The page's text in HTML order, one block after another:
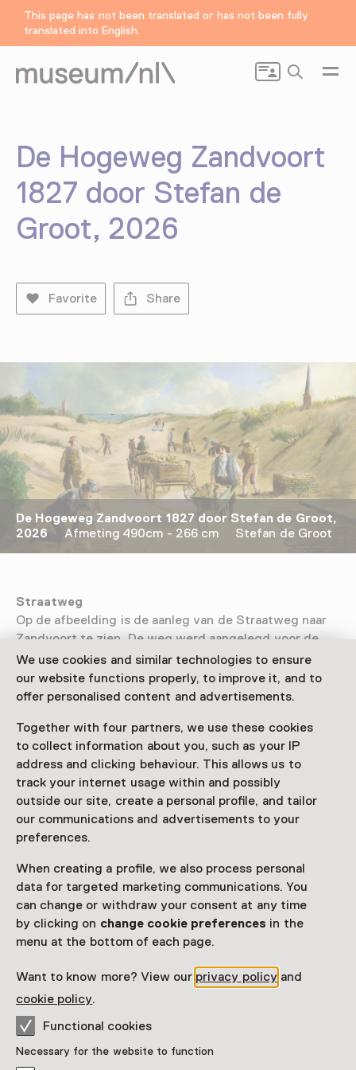
This page has not been translated or has not been fully
translated into English.
We use cookies and similar technologies to ensure
our website functions properly, to improve it, and to
offer personalised content and advertisements.
Together with four partners, we use these cookies
to collect information about you, such as your IP
address and clicking behaviour. This allows us to
track your internet usage within and possibly
outside our site, create a personal profile, and tailor
our communications and advertisements to your
preferences.
When creating a profile, we also process personal
data for targeted marketing communications. You
can change or withdraw your consent at any time
by clicking on change cookie preferences in the
menu at the bottom of each page.
Want to know more? View our privacy policy and
cookie policy.
Functional cookies
Necessary for the website to function
Search
De Hogeweg Zandvoort
1827 door Stefan de
Groot, 2026
Favorite Share
De Hogeweg Zandvoort 1827 door Stefan de Groot,
2026 Afmeting 490cm - 266 cm Stefan de Groot
Straatweg
Op de afbeelding is de aanleg van de Straatweg naar
Zandvoort te zien. De weg werd aangelegd voor de
bouw van het eerste badhuis; Groot Badhuis. De weg
werd om het dorp heen gelegd, zodat de elite niet in
contact zou komen met de arme dorpelingen. Links aan
verplaatst, zodat de bezoekers aan Groot Badhuis niet
werden geconfronteerd met de vissers uit Zandvoort.
Stefan de Groot
Voor de tentoonstelling 'De weg naar Zandvoort - 200
jaar badplaats' maakte multimediakunstenaar Stefan de
Groot dit schilderij. De Groot maakte eerder voor het
‘We gaan naar Zandvoort! – een interactieve reis van
verleden naar heden’ en ‘Bunkers – het verborgen
verleden van Zandvoort’.
Location
Zandvoorts Museum
Louis Davidsstraat 19
Plan routeOpens in a new tab